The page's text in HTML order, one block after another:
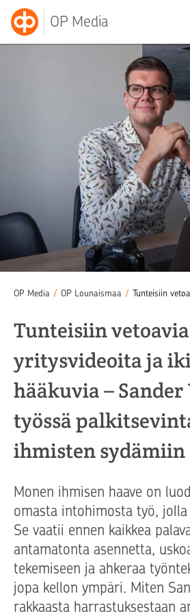
OP Media
OP Media / OP Lounaismaa /
Tunteisiin vetoavia
yritysvideoita ja
hääkuvia –
työssä
ihmisten sydämiin
Monen ihmisen haave on
omasta intohimosta työ,
Se vaatii ennen kaikkea
antamatonta asennetta,
tekemiseen ja ahkeraa
jopa kellon ympäri. Miten
rakkaasta harrastuksestaan